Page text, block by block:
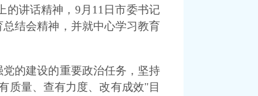
的讲话精神，9月11日市委书记
结会精神，并就中心学习教育
的建设的重要政治任务，坚持
质量、查有力度、改有成效"目